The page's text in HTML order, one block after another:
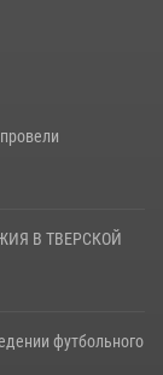
В ТВЕРСКОЙ
футбольного